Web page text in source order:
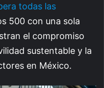
todas las
500 con una sola
el compromiso
sustentable y la
en México.